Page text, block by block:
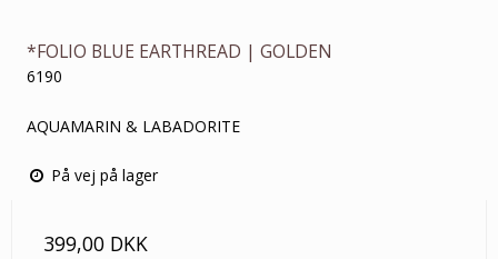
*FOLIO BLUE EARTHREAD | GOLDEN
6190
AQUAMARIN & LABADORITE
På vej på lager
399,00 DKK